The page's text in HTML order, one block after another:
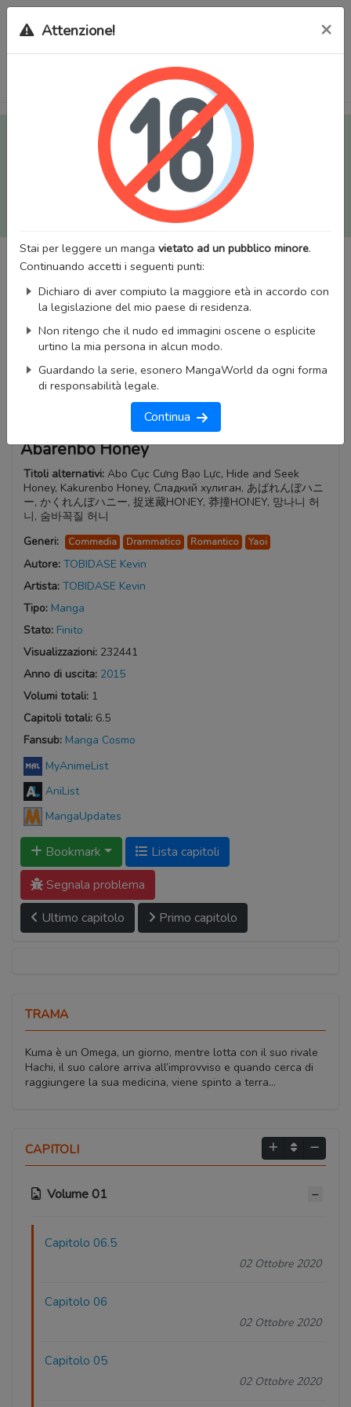
Tutti i Doujinshi e Manga per adulti (+18) sono stati trasferiti
sul nostro nuovo sito (
mangaworldadult.net
); invece, per i
Manga classici, puoi utilizzare
MangaWorld
Potrai effettuare illogincon il tuo account di MangaWorld
tutti i dati sono condivisi tra i due siti,
perderai alcun dato, inclusi bookmarks e premium
Attenzione! ×
Stai per leggere un manga vietato ad un pubblico minore.
Continuando accetti i seguenti punti:
Dichiaro di aver compiuto la maggiore età in accordo con
la legislazione del mio paese di residenza.
Non ritengo che il nudo ed immagini oscene o esplicite
urtino la mia persona in alcun modo.
Guardando la serie, esonero MangaWorld da ogni forma
di responsabilità legale.
Continua
Abarenbo Honey
Titoli alternativi: Abo Cục Cưng Bạo Lực, Hide and Seek
Honey, Kakurenbo Honey, Сладкий хулиган, あばれんぼハニ
ー, かくれんぼハニー, 捉迷藏HONEY, 莽撞HONEY, 망나니 허
니, 숨바꼭질 허니
Generi:
Commedia Drammatico Romantico Yaoi
Autore: TOBIDASE Kevin
Artista: TOBIDASE Kevin
Tipo: Manga
Stato: Finito
Visualizzazioni: 232441
Anno di uscita: 2015
Volumi totali: 1
Capitoli totali: 6.5
Fansub: Manga Cosmo
MyAnimeList
AniList
MangaUpdates
Bookmark
Lista capitoli
Segnala problema
Ultimo capitolo
Primo capitolo
TRAMA
Kuma è un Omega, un giorno, mentre lotta con il suo rivale
Hachi, il suo calore arriva all’improvviso e quando cerca di
raggiungere la sua medicina, viene spinto a terra…
CAPITOLI
Volume 01
Capitolo 06.5
02 Ottobre 2020
Capitolo 06
02 Ottobre 2020
Capitolo 05
02 Ottobre 2020